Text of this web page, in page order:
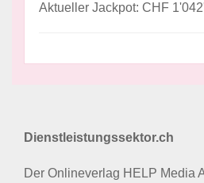
Aktueller Jackpot: CHF
Dienstleistungssektor.ch
Der Onlineverlag HELP Media